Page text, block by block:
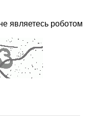
являетесь роботом